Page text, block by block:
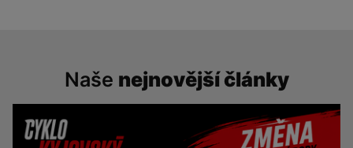
Naše nejnovější články